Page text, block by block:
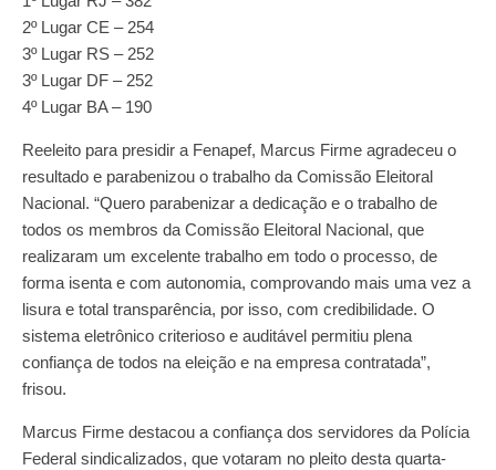
2º Lugar CE – 254
3º Lugar RS – 252
3º Lugar DF – 252
4º Lugar BA – 190
Reeleito para presidir a Fenapef, Marcus Firme agradeceu o
resultado e parabenizou o trabalho da Comissão Eleitoral
Nacional. “Quero parabenizar a dedicação e o trabalho de
todos os membros da Comissão Eleitoral Nacional, que
realizaram um excelente trabalho em todo o processo, de
forma isenta e com autonomia, comprovando mais uma vez a
lisura e total transparência, por isso, com credibilidade. O
sistema eletrônico criterioso e auditável permitiu plena
confiança de todos na eleição e na empresa contratada”,
frisou.
Marcus Firme destacou a confiança dos servidores da Polícia
Federal sindicalizados, que votaram no pleito desta quarta-